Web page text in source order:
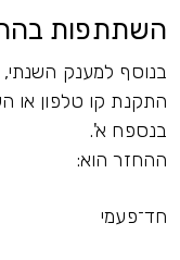
השתתפות
התקנת קו טלפון או
בנספח א'.
ההחזר הוא:
חד־פעמי